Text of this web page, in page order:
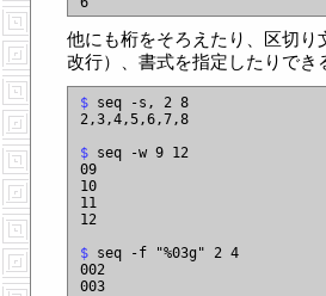
他にも桁をそろえたり、区切
改行）、書式を指定したりでき
$ seq -s, 2 8
2,3,4,5,6,7,8
$ seq -w 9 12
09
10
11
12
$ seq -f "%03g" 2 4
002
003